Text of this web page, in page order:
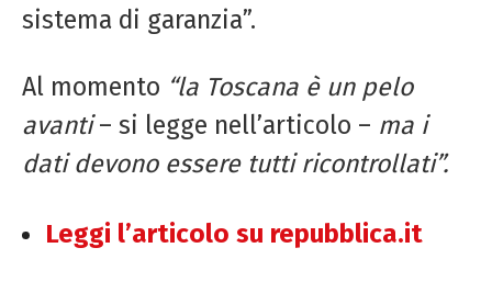
sistema di garanzia”.
Al momento “la Toscana è un pelo
avanti– si legge nell’articolo – ma i
dati devono essere tutti ricontrollati”.
Leggi l’articolo su repubblica.it